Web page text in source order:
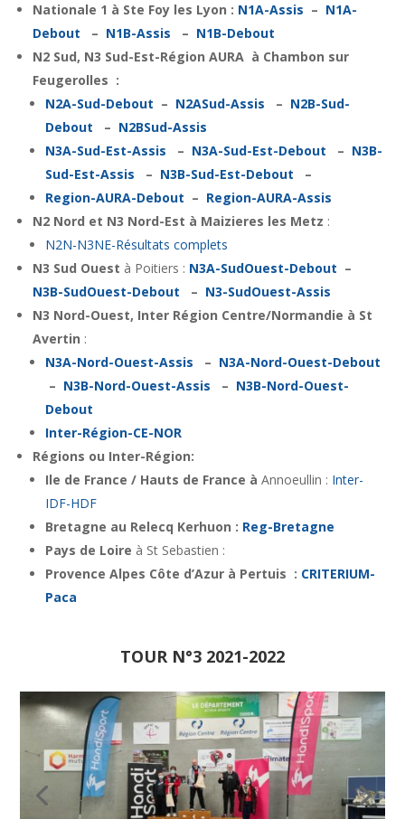
Nationale 1 à Ste Foy les Lyon : N1A-Assis – N1A-
Debout – N1B-Assis – N1B-Debout
N2 Sud, N3 Sud-Est-Région AURA à Chambon sur
Feugerolles :
N2A-Sud-Debout – N2ASud-Assis – N2B-Sud-
Debout – N2BSud-Assis
N3A-Sud-Est-Assis – N3A-Sud-Est-Debout – N3B-
Sud-Est-Assis – N3B-Sud-Est-Debout –
Region-AURA-Debout – Region-AURA-Assis
N2 Nord et N3 Nord-Est à Maizieres les Metz :
N2N-N3NE-Résultats complets
N3 Sud Ouest à Poitiers : N3A-SudOuest-Debout –
N3B-SudOuest-Debout – N3-SudOuest-Assis
N3 Nord-Ouest, Inter Région Centre/Normandie à St
Avertin :
N3A-Nord-Ouest-Assis – N3A-Nord-Ouest-Debout
– N3B-Nord-Ouest-Assis – N3B-Nord-Ouest-
Debout
Inter-Région-CE-NOR
Régions ou Inter-Région:
Ile de France / Hauts de France à Annoeullin : Inter-
IDF-HDF
Bretagne au Relecq Kerhuon : Reg-Bretagne
Pays de Loire à St Sebastien :
Provence Alpes Côte d’Azur à Pertuis : CRITERIUM-
Paca
TOUR N°3 2021-2022